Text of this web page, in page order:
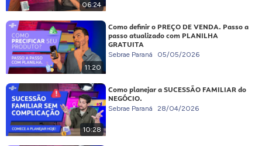
06:24
11:20
Como definir o PREÇO DE VENDA. Passo a
passo atualizado com PLANILHA
GRATUITA
Sebrae Paraná 05/05/2026
10:28
Como planejar a SUCESSÃO FAMILIAR do
NEGÓCIO.
Sebrae Paraná 28/04/2026